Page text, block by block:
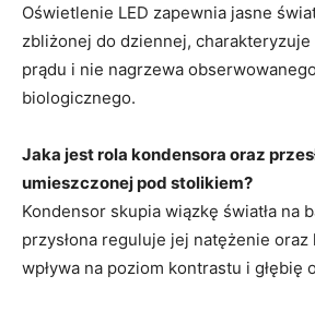
Oświetlenie LED zapewnia jasne
zbliżonej do dziennej,
prądu i nie nagrzewa
biologicznego.
Jaka jest rola kondensora oraz
umieszczonej pod stolikiem?
Kondensor skupia wiązkę światła na
przysłona reguluje jej natężenie oraz
wpływa na poziom kontrastu i głębię